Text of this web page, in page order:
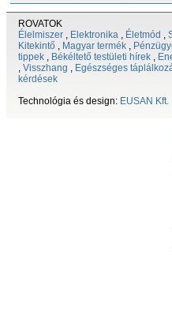
ROVATOK
Élelmiszer , Elektronika , Életmód ,
Kitekintő , Magyar termék ,
tippek , Békéltető testületi hírek ,
, Visszhang , Egészséges
kérdések
Technológia és design: EUSAN Kft.